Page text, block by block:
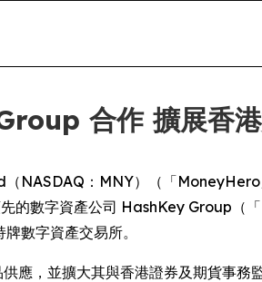
合作 擴展香港
NASDAQ：MNY）（「MoneyHero
的數字資產公司 HashKey Group（
數字資產交易所。
應，並擴大其與香港證券及期貨事務